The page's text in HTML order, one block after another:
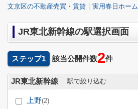
文京区の不動産売買・賃貸｜実用春日ホーム
JR東北新幹線の駅選択画面
ステップ1 該当公開件数2件
JR東北新幹線 駅で絞り込む
上野(2)